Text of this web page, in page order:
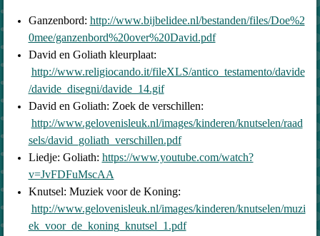
Ganzenbord: http://www.bijbelidee.nl/bestanden/files/Doe%2
0mee/ganzenbord%20over%20David.pdf
David en Goliath kleurplaat:
http://www.religiocando.it/fileXLS/antico_testamento/davide
/davide_disegni/davide_14.gif
David en Goliath: Zoek de verschillen:
http://www.gelovenisleuk.nl/images/kinderen/knutselen/raad
sels/david_goliath_verschillen.pdf
Liedje: Goliath: https://www.youtube.com/watch?
v=JvFDFuMscAA
Knutsel: Muziek voor de Koning:
http://www.gelovenisleuk.nl/images/kinderen/knutselen/muzi
ek_voor_de_koning_knutsel_1.pdf